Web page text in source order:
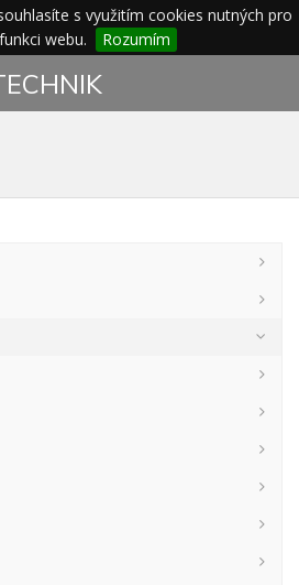
s využitím cookies nutných pro
webu.
Rozumím